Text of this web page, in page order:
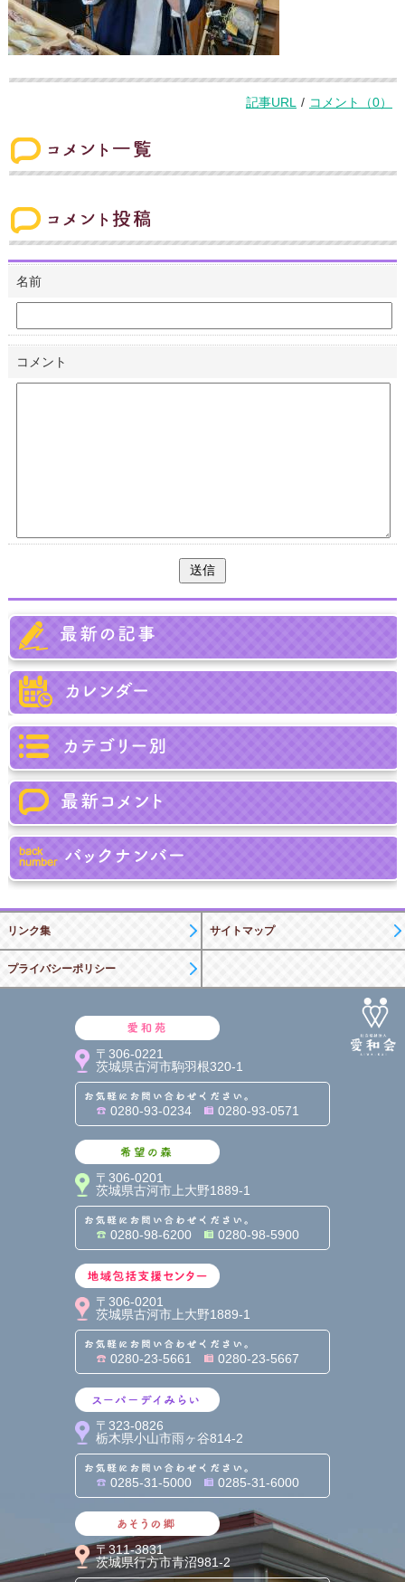
記事URL / コメント（0）
名前
コメント
リンク集 サイトマップ
プライバシーポリシー
〒306-0221
茨城県古河市駒羽根320-1
0280-93-0234 0280-93-0571
〒306-0201
茨城県古河市上大野1889-1
0280-98-6200 0280-98-5900
〒306-0201
茨城県古河市上大野1889-1
0280-23-5661 0280-23-5667
〒323-0826
栃木県小山市雨ヶ谷814-2
0285-31-5000 0285-31-6000
あそうの郷
〒311-3831
茨城県行方市青沼981-2